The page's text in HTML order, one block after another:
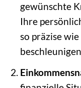
gewünschte
Ihre
so präzise